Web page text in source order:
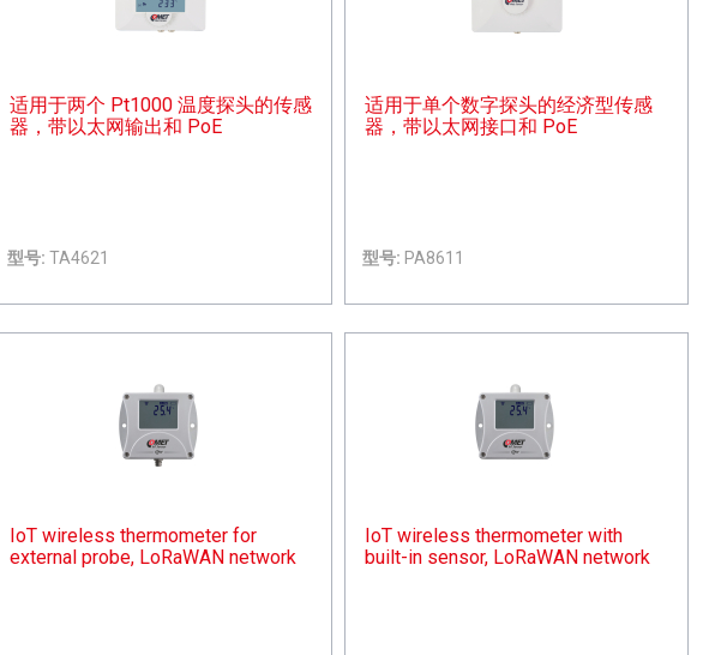
适用于两个 Pt1000 温度探头的传感
器，带以太网输出和 PoE
型号: TA4621
适用于单个数字探头的经济型传感
器，带以太网接口和 PoE
型号: PA8611
IoT wireless thermometer for
external probe, LoRaWAN network
IoT wireless thermometer with
built-in sensor, LoRaWAN network